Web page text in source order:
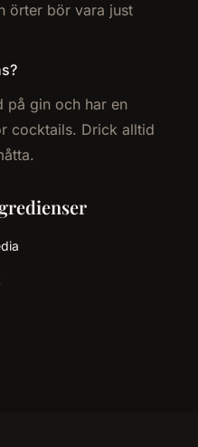
örter bör vara just
på gin och har en
cocktails. Drick alltid